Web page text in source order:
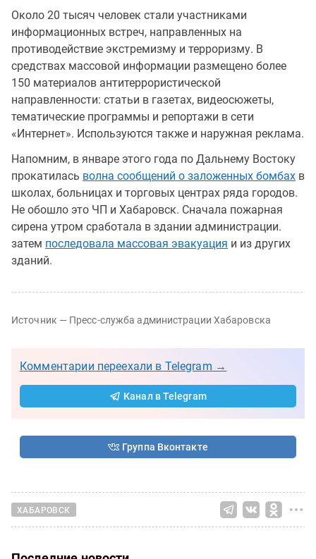
Около 20 тысяч человек стали участниками
информационных встреч, направленных на
противодействие экстремизму и терроризму. В
средствах массовой информации размещено более
150 материалов антитеррористической
направленности: статьи в газетах, видеосюжеты,
тематические программы и репортажи в сети
«Интернет». Используются также и наружная реклама.
Напомним, в январе этого года по Дальнему Востоку
прокатилась волна сообщений о заложенных бомбах в
школах, больницах и торговых центрах ряда городов.
Не обошло это ЧП и Хабаровск. Сначала пожарная
сирена утром сработала в здании администрации.
затем последовала массовая эвакуация и из других
зданий.
Источник — Пресс-служба администрации Хабаровска
Комментарии переехали в Telegram →
Канал в Telegram
Группа Вконтакте
ХАБАРОВСК